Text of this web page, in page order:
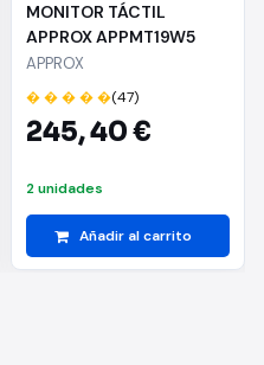
MONITOR TÁCTIL
APPROX APPMT19W5
-19"/48.26CM-
1280*1024 -
300CD/M2- 5MS -
80º/70º - GRADO
VGA/USB - BASE
ESTABLE
APPROX
� � � � �(47)
245,40 €
2 unidades
Añadir al carrito